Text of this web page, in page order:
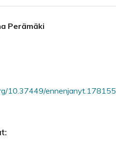
Perämäki
10.37449/ennenjanyt.178155